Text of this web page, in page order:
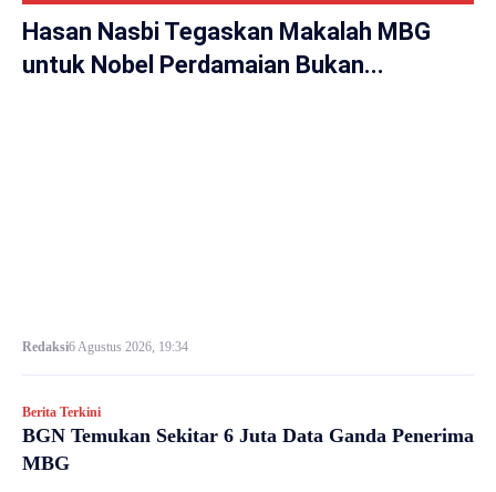
Hasan Nasbi Tegaskan Makalah MBG
untuk Nobel Perdamaian Bukan...
Redaksi6 Agustus 2026, 19:34
Berita Terkini
BGN Temukan Sekitar 6 Juta Data Ganda Penerima
MBG